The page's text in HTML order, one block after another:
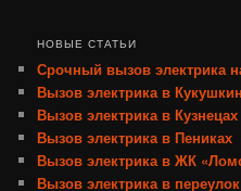
НОВЫЕ СТАТЬИ
Срочный вызов электрика
Вызов электрика в
Вызов электрика в Кузнецах
Вызов электрика в Пениках
Вызов электрика в ЖК
Вызов электрика в